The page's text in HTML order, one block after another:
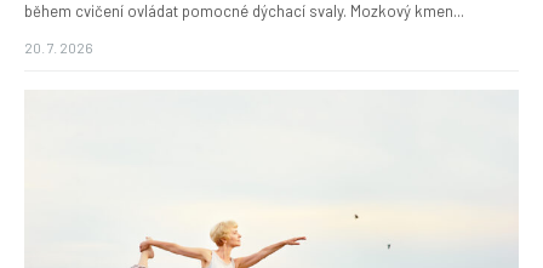
během cvičení ovládat pomocné dýchací svaly. Mozkový kmen...
20. 7. 2026